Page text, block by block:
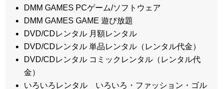
DMM GAMES PCゲーム/ソフトウェア
DMM GAMES GAME 遊び放題
DVD/CDレンタル 月額レンタル
DVD/CDレンタル 単品レンタル（レンタル代金）
DVD/CDレンタル コミックレンタル（レンタル代
金）
いろいろレンタル いろいろ・ファッション・ゴル